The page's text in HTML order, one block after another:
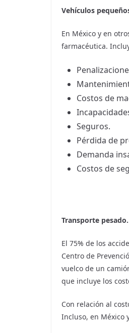
Vehículos
En México y en
farmacéutica.
Costos de
Seguros.
Pérdida de
Demanda
Costos de
Transporte pesado.
El 75% de los
Centro de
vuelco de un
que incluye los
Con relación al
Incluso, en México